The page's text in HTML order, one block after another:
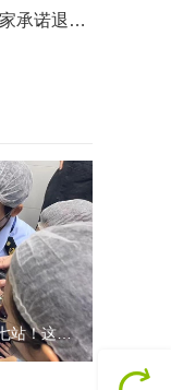
曼莎国际美容美发（平湖店）：商家承诺退费未履行
预付式消费退款难 深圳市消委会公开谴责力美健华联店
么办？
2021年深圳市消费投诉分析报告出炉 教育培训投诉量增长
星期三查餐厅｜八大菜系检查特辑第七站！这家米其林一星人气闽菜餐厅后厨干净吗？